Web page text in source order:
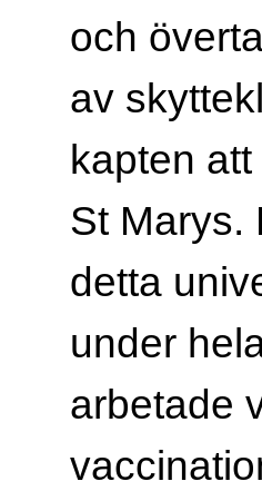
och
av
kapten
St Marys.
detta
under
arbetade